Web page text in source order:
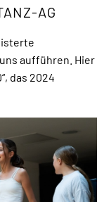
AG
aufführen. Hier
das 2024